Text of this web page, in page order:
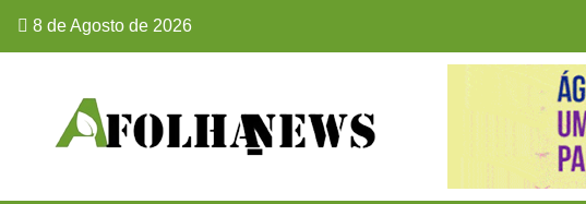
8 de Agosto de 2026